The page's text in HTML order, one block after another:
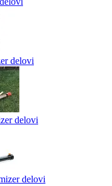
delovi
delovi
delovi